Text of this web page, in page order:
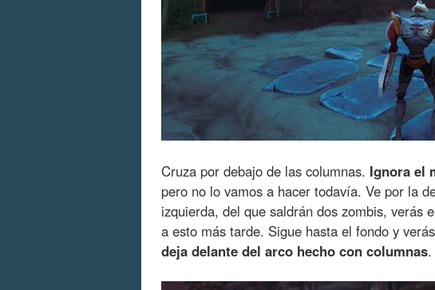
Cruza por debajo de las columnas. Ignora el
pero no lo vamos a hacer todavía. Ve por la
izquierda, del que saldrán dos zombis, verás
a esto más tarde. Sigue hasta el fondo y
deja delante del arco hecho con columnas.